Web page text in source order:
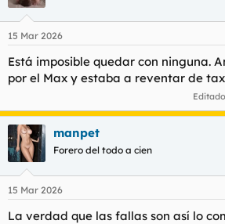
i
e
:
15 Mar 2026
Está imposible quedar con ninguna.
por el Max y estaba a reventar de
manpet
Forero del todo a cien
15 Mar 2026
La verdad que las fallas son así lo